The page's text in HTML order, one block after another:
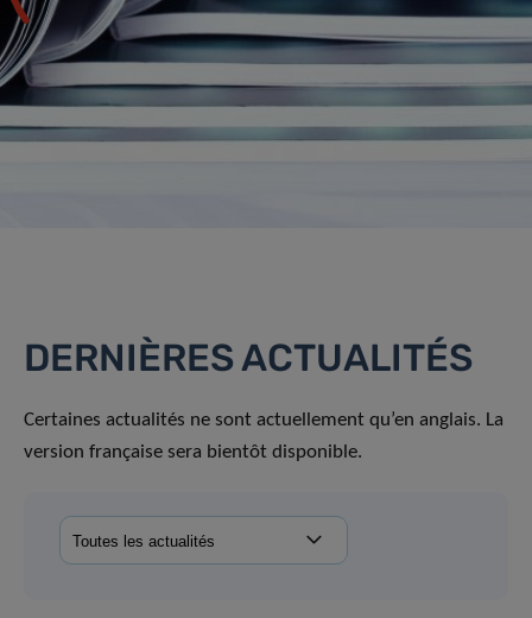
DERNIÈRES ACTUALITÉS
Certaines actualités ne sont actuellement qu’en anglais. La
version française sera bientôt disponible.